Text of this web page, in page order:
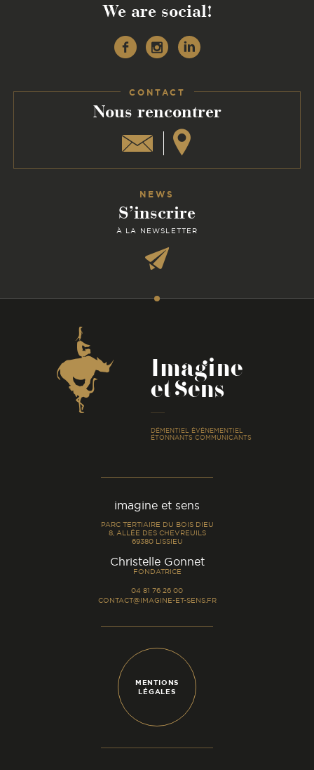
We are social!
CONTACT
Nous rencontrer
NEWS
S’inscrire
À LA NEWSLETTER
Coordonnées
Imagine
et Sens
DÉMENTIEL ÉVÉNEMENTIEL
ÉTONNANTS COMMUNICANTS
imagine et sens
PARC TERTIAIRE DU BOIS DIEU
8, ALLÉE DES CHEVREUILS
69380 LISSIEU
Christelle Gonnet-
FONDATRICE
04 81 76 26 00
CONTACT@IMAGINE-ET-SENS.FR
MENTIONS
LÉGALES